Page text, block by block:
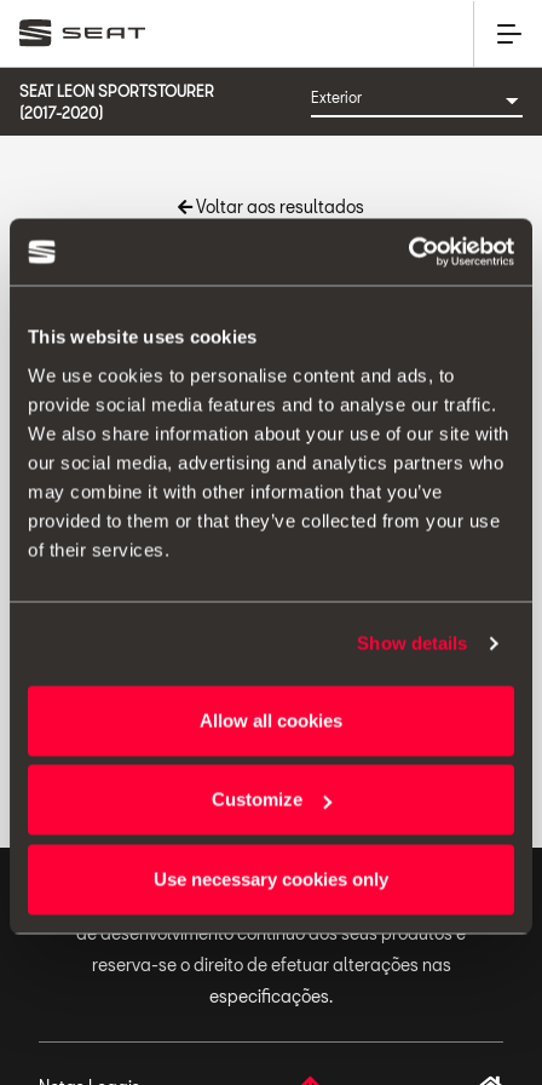
This website uses cookies
We use cookies to personalise content and ads, to
provide social media features and to analyse our traffic.
We also share information about your use of our site with
our social media, advertising and analytics partners who
may combine it with other information that you’ve
provided to them or that they’ve collected from your use
of their services.
Show details
Allow all cookies
Customize
Use necessary cookies only
SEAT LEON SPORTSTOURER
(2017-2020)
Voltar aos resultados
Produto
Imprimir
recomendações que constam
do manual do seu SEAT
de desenvolvimento contínuo dos seus produtos e
reserva-se o direito de efetuar alterações nas
especificações.